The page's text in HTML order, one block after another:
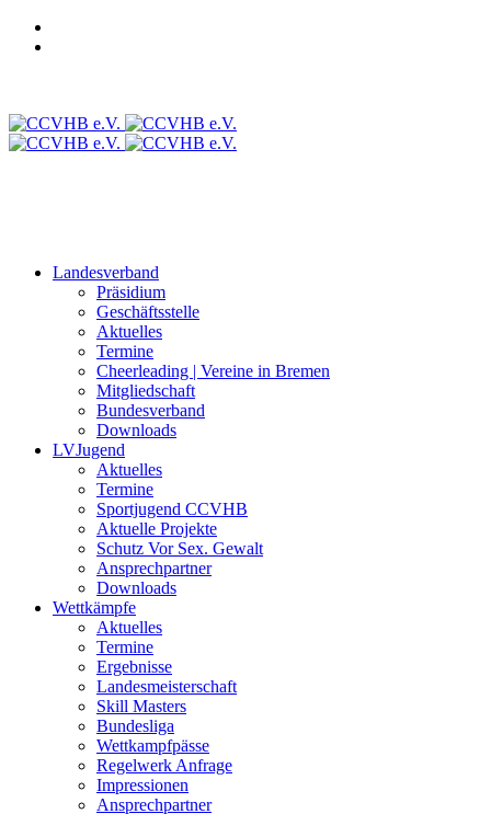
Landesverband
Präsidium
Geschäftsstelle
Aktuelles
Termine
Cheerleading | Vereine in Bremen
Mitgliedschaft
Bundesverband
Downloads
LVJugend
Aktuelles
Termine
Sportjugend CCVHB
Aktuelle Projekte
Schutz Vor Sex. Gewalt
Ansprechpartner
Downloads
Wettkämpfe
Aktuelles
Termine
Ergebnisse
Landesmeisterschaft
Skill Masters
Bundesliga
Wettkampfpässe
Regelwerk Anfrage
Impressionen
Ansprechpartner